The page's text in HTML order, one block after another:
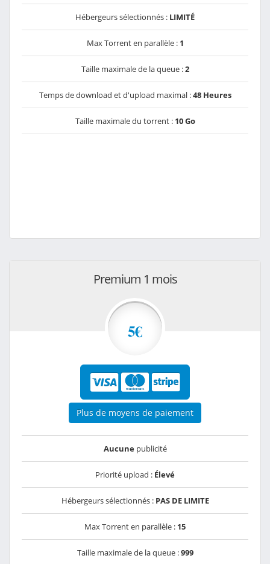
Hébergeurs sélectionnés : LIMITÉ
Max Torrent en parallèle : 1
Taille maximale de la queue :2
Temps de download et d'upload maximal :48 Heures
Taille maximale du torrent : 10 Go
Premium 1 mois
5€
Plus de moyens de paiement
Aucunepublicité
Priorité upload : Élevé
Hébergeurs sélectionnés : PAS DE LIMITE
Max Torrent en parallèle : 15
Taille maximale de la queue :999